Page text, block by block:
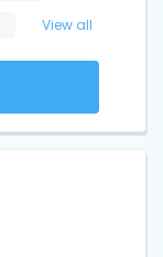
View all